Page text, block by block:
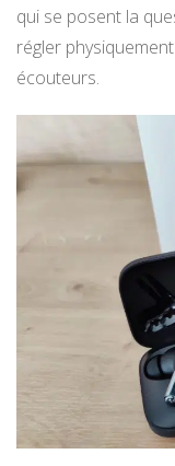
qui se posent la
régler
écouteurs.